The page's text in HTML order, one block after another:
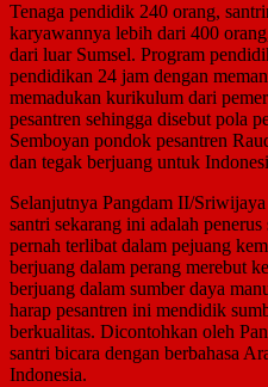
Tenaga pendidik 240 orang,
karyawannya lebih dari 400
dari luar Sumsel. Program
pendidikan 24 jam dengan
memadukan kurikulum dari
pesantren sehingga disebut pola
Semboyan pondok pesantren
dan tegak berjuang untuk
Selanjutnya Pangdam II/
santri sekarang ini adalah
pernah terlibat dalam pejuang
berjuang dalam perang merebut
berjuang dalam sumber daya
harap pesantren ini mendidik
berkualitas. Dicontohkan oleh
santri bicara dengan berbahasa
Indonesia.